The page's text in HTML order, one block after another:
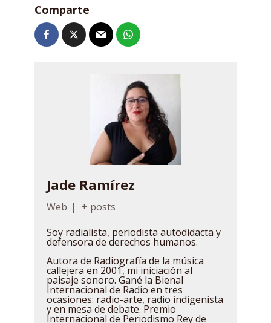
Comparte
Jade Ramírez
Web |
+ posts
Soy radialista, periodista autodidacta y
defensora de derechos humanos.
Autora de Radiografía de la música
callejera en 2001, mi iniciación al
paisaje sonoro. Gané la Bienal
Internacional de Radio en tres
ocasiones: radio-arte, radio indigenista
y en mesa de debate. Premio
Internacional de Periodismo Rey de